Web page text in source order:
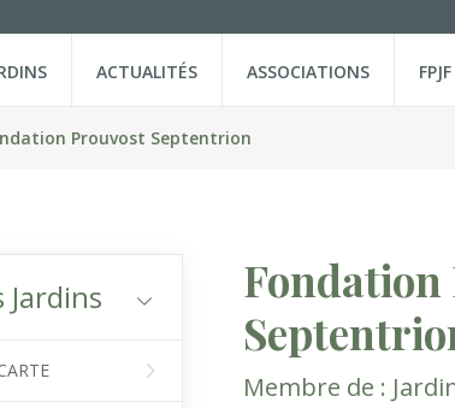
ACTUALITÉS ASSOCIATIONS FPJF
Prouvost Septentrion
Jardins
Membre de :